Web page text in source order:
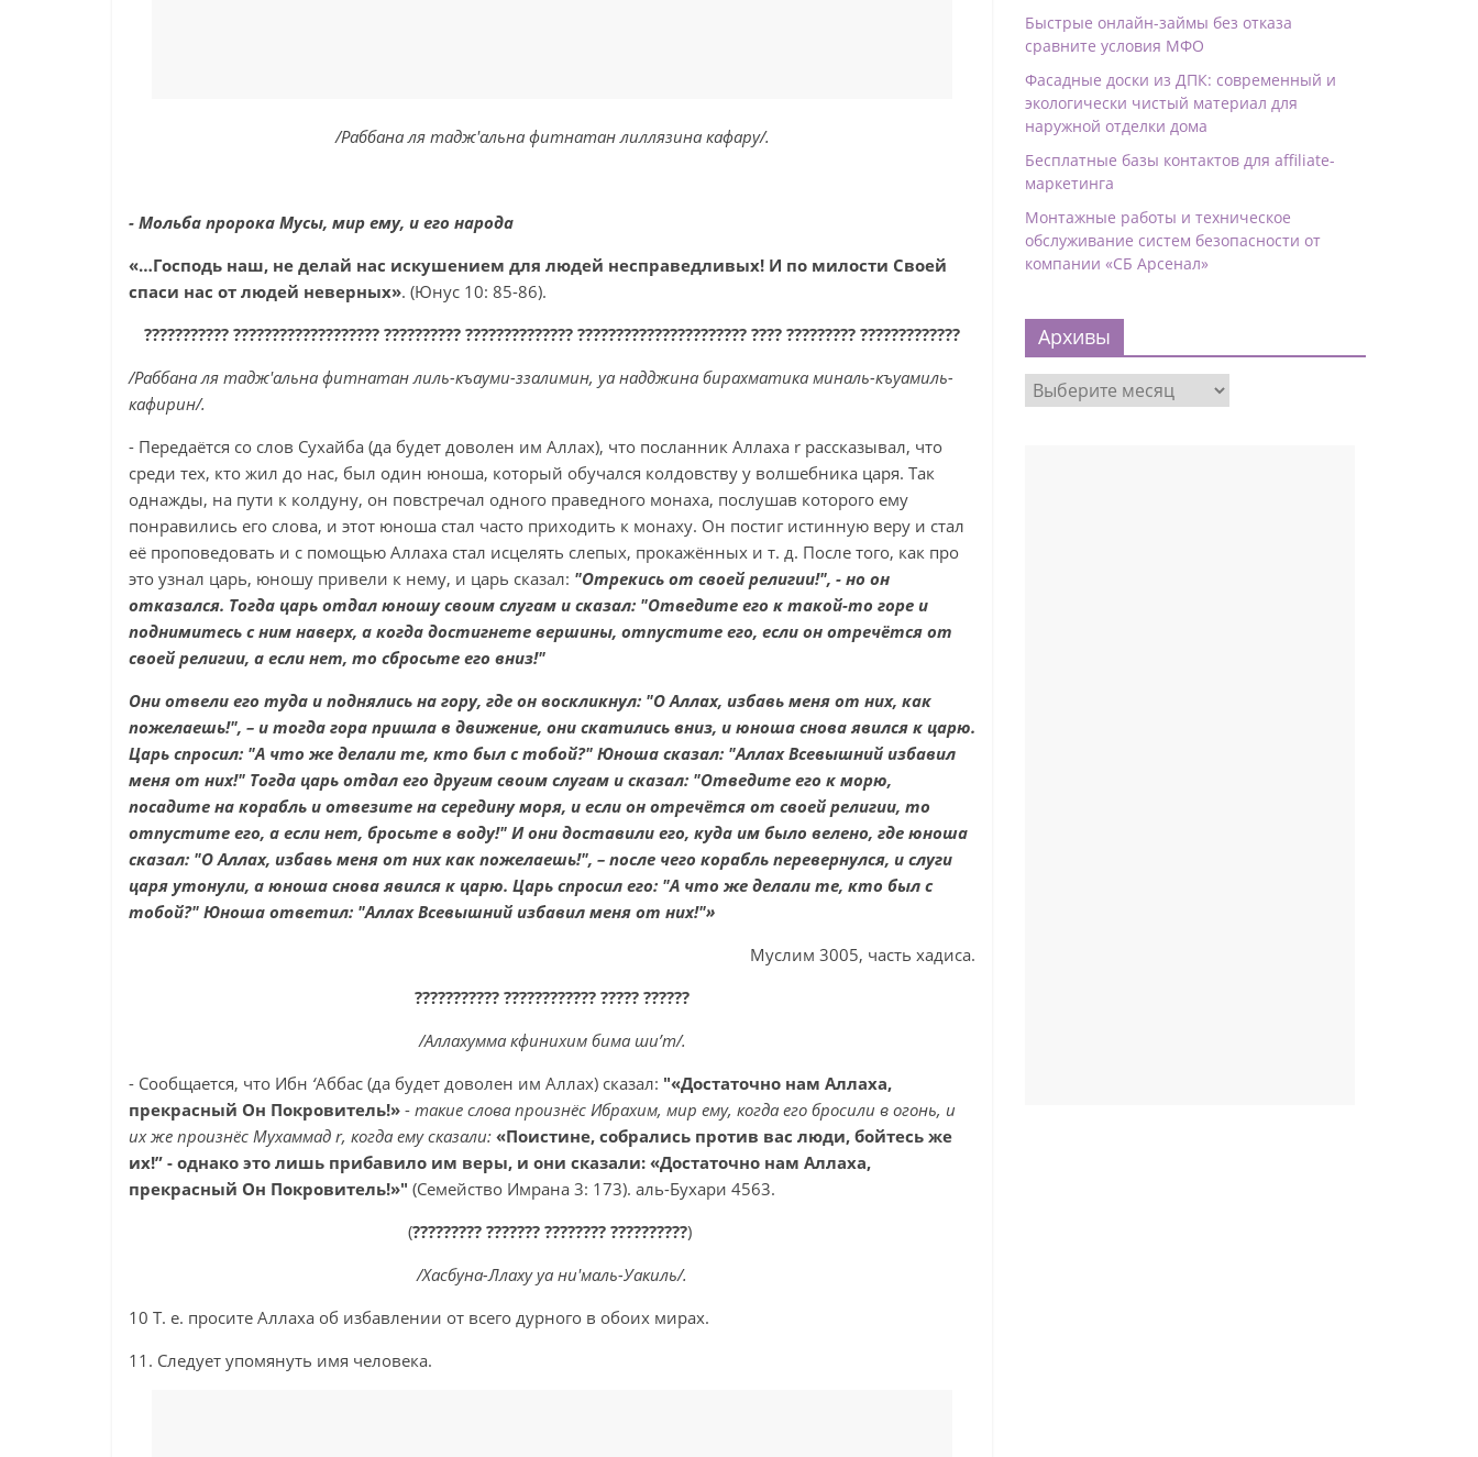
/Раббана ля тадж'альна фитнатан лиллязина кафару/.
- Мольба пророка Мусы, мир ему, и его народа
«…Господь наш, не делай нас искушением для людей несправедливых! И по милости Своей
спаси нас от людей неверных». (Юнус 10: 85-86).
??????????? ??????????????????? ?????????? ?????????????? ?????????????????????? ???? ????????? ?????????????
/Раббана ля тадж'альна фитнатан лиль-къауми-ззалимин, уа надджина бирахматика миналь-къуамиль-
кафирин/.
- Передаётся со слов Сухайба (да будет доволен им Аллах), что посланник Аллаха r рассказывал, что
среди тех, кто жил до нас, был один юноша, который обучался колдовству у волшебника царя. Так
однажды, на пути к колдуну, он повстречал одного праведного монаха, послушав которого ему
понравились его слова, и этот юноша стал часто приходить к монаху. Он постиг истинную веру и стал
её проповедовать и с помощью Аллаха стал исцелять слепых, прокажённых и т. д. После того, как про
это узнал царь, юношу привели к нему, и царь сказал: "Отрекись от своей религии!", - но он
отказался. Тогда царь отдал юношу своим слугам и сказал: "Отведите его к такой-то горе и
поднимитесь с ним наверх, а когда достигнете вершины, отпустите его, если он отречётся от
своей религии, а если нет, то сбросьте его вниз!"
Они отвели его туда и поднялись на гору, где он воскликнул: "О Аллах, избавь меня от них, как
пожелаешь!", – и тогда гора пришла в движение, они скатились вниз, и юноша снова явился к царю.
Царь спросил: "А что же делали те, кто был с тобой?" Юноша сказал: "Аллах Всевышний избавил
меня от них!" Тогда царь отдал его другим своим слугам и сказал: "Отведите его к морю,
посадите на корабль и отвезите на середину моря, и если он отречётся от своей религии, то
отпустите его, а если нет, бросьте в воду!" И они доставили его, куда им было велено, где юноша
сказал: "О Аллах, избавь меня от них как пожелаешь!", – после чего корабль перевернулся, и слуги
царя утонули, а юноша снова явился к царю. Царь спросил его: "А что же делали те, кто был с
тобой?" Юноша ответил: "Аллах Всевышний избавил меня от них!"»
Муслим 3005, часть хадиса.
??????????? ???????????? ????? ??????
/Аллахумма кфинихим бима ши’т/.
- Сообщается, что Ибн ‘Аббас (да будет доволен им Аллах) сказал: "«Достаточно нам Аллаха,
прекрасный Он Покровитель!» - такие слова произнёс Ибрахим, мир ему, когда его бросили в огонь, и
их же произнёс Мухаммад r, когда ему сказали: «Поистине, собрались против вас люди, бойтесь же
их!” - однако это лишь прибавило им веры, и они сказали: «Достаточно нам Аллаха,
прекрасный Он Покровитель!»" (Семейство Имрана 3: 173). аль-Бухари 4563.
(????????? ??????? ???????? ??????????)
/Хасбуна-Ллаху уа ни'маль-Уакиль/.
10 Т. е. просите Аллаха об избавлении от всего дурного в обоих мирах.
11. Следует упомянуть имя человека.
Быстрые онлайн-займы без отказа
сравните условия МФО
Фасадные доски из ДПК: современный и
экологически чистый материал для
наружной отделки дома
Бесплатные базы контактов для affiliate-
маркетинга
Монтажные работы и техническое
обслуживание систем безопасности от
компании «СБ Арсенал»
Архивы